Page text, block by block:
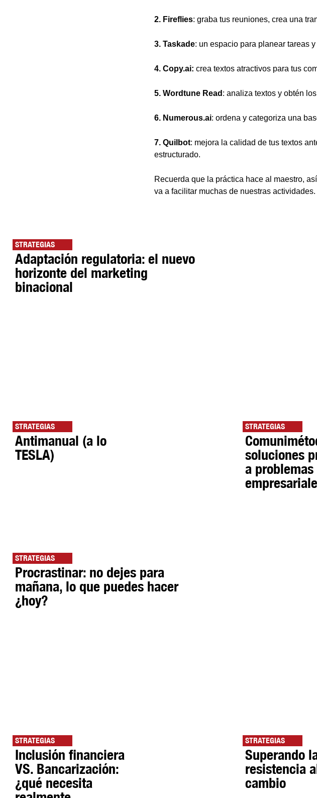
2. Fireflies: graba tus reuniones, crea una
3. Taskade: un espacio para planear tareas
4. Copy.ai: crea textos atractivos para tus
5. Wordtune Read : analiza textos y obtén
6. Numerous.ai: ordena y categoriza una
7. Quilbot: mejora la calidad de tus textos
estructurado.
Recuerda que la práctica hace al maestro,
va a facilitar muchas de nuestras actividades.
STRATEGIAS
Adaptación regulatoria: el nuevo
horizonte del marketing
binacional
STRATEGIAS
Antimanual (a lo
TESLA)
STRATEGIAS
soluciones
a problemas
STRATEGIAS
Procrastinar: no dejes para
mañana, lo que puedes hacer
¿hoy?
STRATEGIAS
Inclusión financiera
VS. Bancarización:
¿qué necesita
STRATEGIAS
Superando
resistencia
cambio